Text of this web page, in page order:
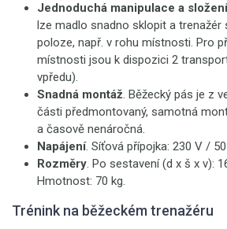
Jednoduchá manipulace a složení
lze madlo snadno sklopit a trenažér
poloze, např. v rohu místnosti. Pro
místnosti jsou k dispozici 2
vpředu).
Snadná montáž. Běžecký pás je z
části předmontovaný, samotná
a časově nenáročná.
Napájení. Síťová přípojka: 230 V /
Rozměry. Po sestavení (d x š x v):
Hmotnost: 70 kg.
Trénink na běžeckém trenažéru